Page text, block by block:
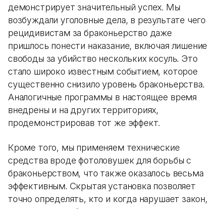
демонстрирует значительный успех. Мы
возбуждали уголовные дела, в результате чего
рецидивистам за браконьерство даже
пришлось понести наказание, включая лишение
свободы за убийство нескольких косуль. Это
стало широко известным событием, которое
существенно снизило уровень браконьерства.
Аналогичные программы в настоящее время
внедрены и на других территориях,
продемонстрировав тот же эффект.
Кроме того, мы применяем технические
средства вроде фотоловушек для борьбы с
браконьерством, что также оказалось весьма
эффективным. Скрытая установка позволяет
точно определять, кто и когда нарушает закон,